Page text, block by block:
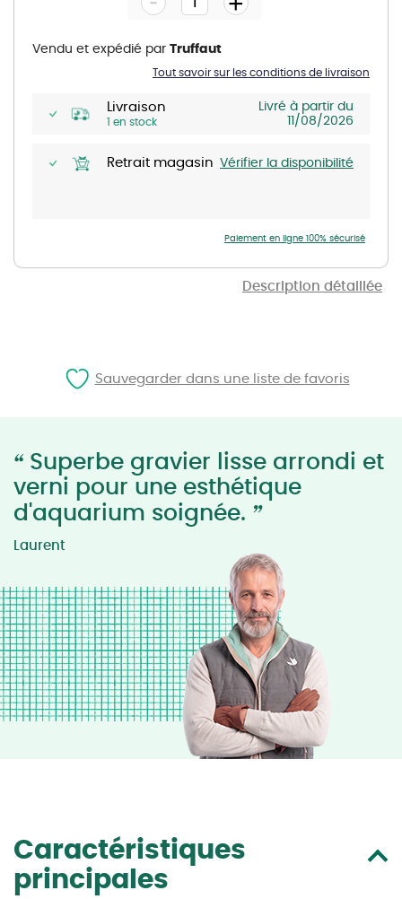
Description détaillée
gallery
Livraison
1 en stock
Livré à partir du
11/08/2026
Retrait magasin Vérifier la disponibilité
Tout savoir sur les conditions de livraison
Vendu et expédié par Truffaut
Paiement en ligne 100% sécurisé
“ Superbe gravier lisse arrondi et
verni pour une esthétique
d'aquarium soignée. ”
Laurent
Caractéristiques
principales
Sauvegarder dans une liste de favoris